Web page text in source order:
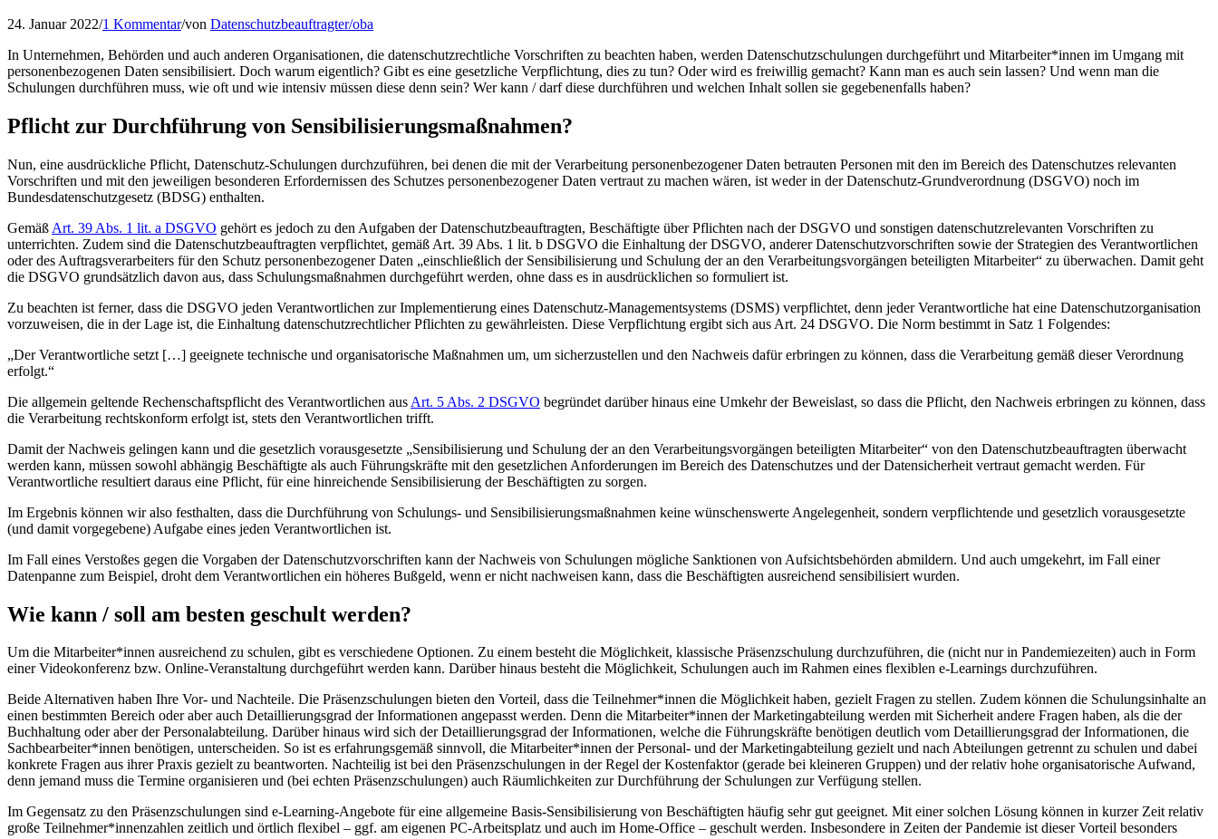
24. Januar 2022/1 Kommentar/von Datenschutzbeauftragter/oba
In Unternehmen, Behörden und auch anderen Organisationen, die datenschutzrechtliche Vorschriften zu beachten haben, werden Datenschutzschulungen durchgeführt und Mitarbeiter*innen im Umgang mit
personenbezogenen Daten sensibilisiert. Doch warum eigentlich? Gibt es eine gesetzliche Verpflichtung, dies zu tun? Oder wird es freiwillig gemacht? Kann man es auch sein lassen? Und wenn man die
Schulungen durchführen muss, wie oft und wie intensiv müssen diese denn sein? Wer kann / darf diese durchführen und welchen Inhalt sollen sie gegebenenfalls haben?
Pflicht zur Durchführung von Sensibilisierungsmaßnahmen?
Nun, eine ausdrückliche Pflicht, Datenschutz-Schulungen durchzuführen, bei denen die mit der Verarbeitung personenbezogener Daten betrauten Personen mit den im Bereich des Datenschutzes relevanten
Vorschriften und mit den jeweiligen besonderen Erfordernissen des Schutzes personenbezogener Daten vertraut zu machen wären, ist weder in der Datenschutz-Grundverordnung (DSGVO) noch im
Bundesdatenschutzgesetz (BDSG) enthalten.
Gemäß Art. 39 Abs. 1 lit. a DSGVO gehört es jedoch zu den Aufgaben der Datenschutzbeauftragten, Beschäftigte über Pflichten nach der DSGVO und sonstigen datenschutzrelevanten Vorschriften zu
unterrichten. Zudem sind die Datenschutzbeauftragten verpflichtet, gemäß Art. 39 Abs. 1 lit. b DSGVO die Einhaltung der DSGVO, anderer Datenschutzvorschriften sowie der Strategien des Verantwortlichen
oder des Auftragsverarbeiters für den Schutz personenbezogener Daten „einschließlich der Sensibilisierung und Schulung der an den Verarbeitungsvorgängen beteiligten Mitarbeiter“ zu überwachen. Damit geht
die DSGVO grundsätzlich davon aus, dass Schulungsmaßnahmen durchgeführt werden, ohne dass es in ausdrücklichen so formuliert ist.
Zu beachten ist ferner, dass die DSGVO jeden Verantwortlichen zur Implementierung eines Datenschutz-Managementsystems (DSMS) verpflichtet, denn jeder Verantwortliche hat eine Datenschutzorganisation
vorzuweisen, die in der Lage ist, die Einhaltung datenschutzrechtlicher Pflichten zu gewährleisten. Diese Verpflichtung ergibt sich aus Art. 24 DSGVO. Die Norm bestimmt in Satz 1 Folgendes:
„Der Verantwortliche setzt […] geeignete technische und organisatorische Maßnahmen um, um sicherzustellen und den Nachweis dafür erbringen zu können, dass die Verarbeitung gemäß dieser Verordnung
erfolgt.“
Die allgemein geltende Rechenschaftspflicht des Verantwortlichen aus Art. 5 Abs. 2 DSGVO begründet darüber hinaus eine Umkehr der Beweislast, so dass die Pflicht, den Nachweis erbringen zu können, dass
die Verarbeitung rechtskonform erfolgt ist, stets den Verantwortlichen trifft.
Damit der Nachweis gelingen kann und die gesetzlich vorausgesetzte „Sensibilisierung und Schulung der an den Verarbeitungsvorgängen beteiligten Mitarbeiter“ von den Datenschutzbeauftragten überwacht
werden kann, müssen sowohl abhängig Beschäftigte als auch Führungskräfte mit den gesetzlichen Anforderungen im Bereich des Datenschutzes und der Datensicherheit vertraut gemacht werden. Für
Verantwortliche resultiert daraus eine Pflicht, für eine hinreichende Sensibilisierung der Beschäftigten zu sorgen.
Im Ergebnis können wir also festhalten, dass die Durchführung von Schulungs- und Sensibilisierungsmaßnahmen keine wünschenswerte Angelegenheit, sondern verpflichtende und gesetzlich vorausgesetzte
(und damit vorgegebene) Aufgabe eines jeden Verantwortlichen ist.
Im Fall eines Verstoßes gegen die Vorgaben der Datenschutzvorschriften kann der Nachweis von Schulungen mögliche Sanktionen von Aufsichtsbehörden abmildern. Und auch umgekehrt, im Fall einer
Datenpanne zum Beispiel, droht dem Verantwortlichen ein höheres Bußgeld, wenn er nicht nachweisen kann, dass die Beschäftigten ausreichend sensibilisiert wurden.
Wie kann / soll am besten geschult werden?
Um die Mitarbeiter*innen ausreichend zu schulen, gibt es verschiedene Optionen. Zu einem besteht die Möglichkeit, klassische Präsenzschulung durchzuführen, die (nicht nur in Pandemiezeiten) auch in Form
einer Videokonferenz bzw. Online-Veranstaltung durchgeführt werden kann. Darüber hinaus besteht die Möglichkeit, Schulungen auch im Rahmen eines flexiblen e-Learnings durchzuführen.
Beide Alternativen haben Ihre Vor- und Nachteile. Die Präsenzschulungen bieten den Vorteil, dass die Teilnehmer*innen die Möglichkeit haben, gezielt Fragen zu stellen. Zudem können die Schulungsinhalte an
einen bestimmten Bereich oder aber auch Detaillierungsgrad der Informationen angepasst werden. Denn die Mitarbeiter*innen der Marketingabteilung werden mit Sicherheit andere Fragen haben, als die der
Buchhaltung oder aber der Personalabteilung. Darüber hinaus wird sich der Detaillierungsgrad der Informationen, welche die Führungskräfte benötigen deutlich vom Detaillierungsgrad der Informationen, die
Sachbearbeiter*innen benötigen, unterscheiden. So ist es erfahrungsgemäß sinnvoll, die Mitarbeiter*innen der Personal- und der Marketingabteilung gezielt und nach Abteilungen getrennt zu schulen und dabei
konkrete Fragen aus ihrer Praxis gezielt zu beantworten. Nachteilig ist bei den Präsenzschulungen in der Regel der Kostenfaktor (gerade bei kleineren Gruppen) und der relativ hohe organisatorische Aufwand,
denn jemand muss die Termine organisieren und (bei echten Präsenzschulungen) auch Räumlichkeiten zur Durchführung der Schulungen zur Verfügung stellen.
Im Gegensatz zu den Präsenzschulungen sind e-Learning-Angebote für eine allgemeine Basis-Sensibilisierung von Beschäftigten häufig sehr gut geeignet. Mit einer solchen Lösung können in kurzer Zeit relativ
große Teilnehmer*innenzahlen zeitlich und örtlich flexibel – ggf. am eigenen PC-Arbeitsplatz und auch im Home-Office – geschult werden. Insbesondere in Zeiten der Pandemie ist dieser Vorteil besonders